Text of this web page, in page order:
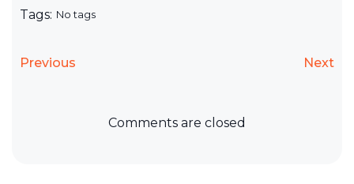
Tags: No tags
Previous Next
Comments are closed